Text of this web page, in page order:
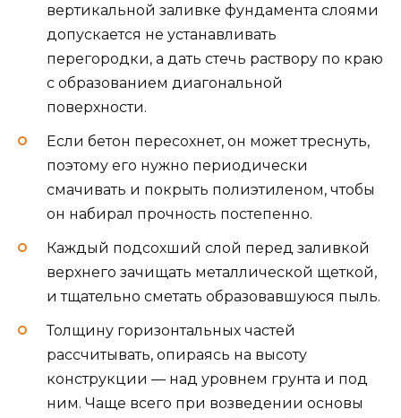
вертикальной заливке фундамента слоями
допускается не устанавливать
перегородки, а дать стечь раствору по краю
с образованием диагональной
поверхности.
Если бетон пересохнет, он может треснуть,
поэтому его нужно периодически
смачивать и покрыть полиэтиленом, чтобы
он набирал прочность постепенно.
Каждый подсохший слой перед заливкой
верхнего зачищать металлической щеткой,
и тщательно сметать образовавшуюся пыль.
Толщину горизонтальных частей
рассчитывать, опираясь на высоту
конструкции — над уровнем грунта и под
ним. Чаще всего при возведении основы